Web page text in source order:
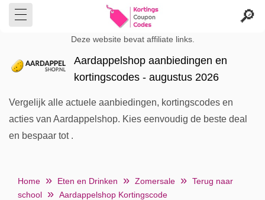
Deze website bevat affiliate links.
Aardappelshop aanbiedingen en
kortingscodes - augustus 2026
Vergelijk alle actuele aanbiedingen, kortingscodes en
acties van Aardappelshop. Kies eenvoudig de beste deal
en bespaar tot .
Home Eten en Drinken Zomersale
Terug naar
school
Aardappelshop Kortingscode